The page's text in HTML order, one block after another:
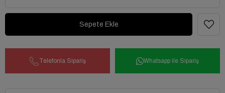
Telefonla Sipariş Whatsapp ile Sipariş